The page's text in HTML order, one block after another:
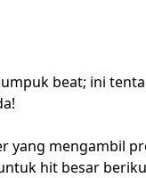
beat; ini
yang mengambil
hit besar